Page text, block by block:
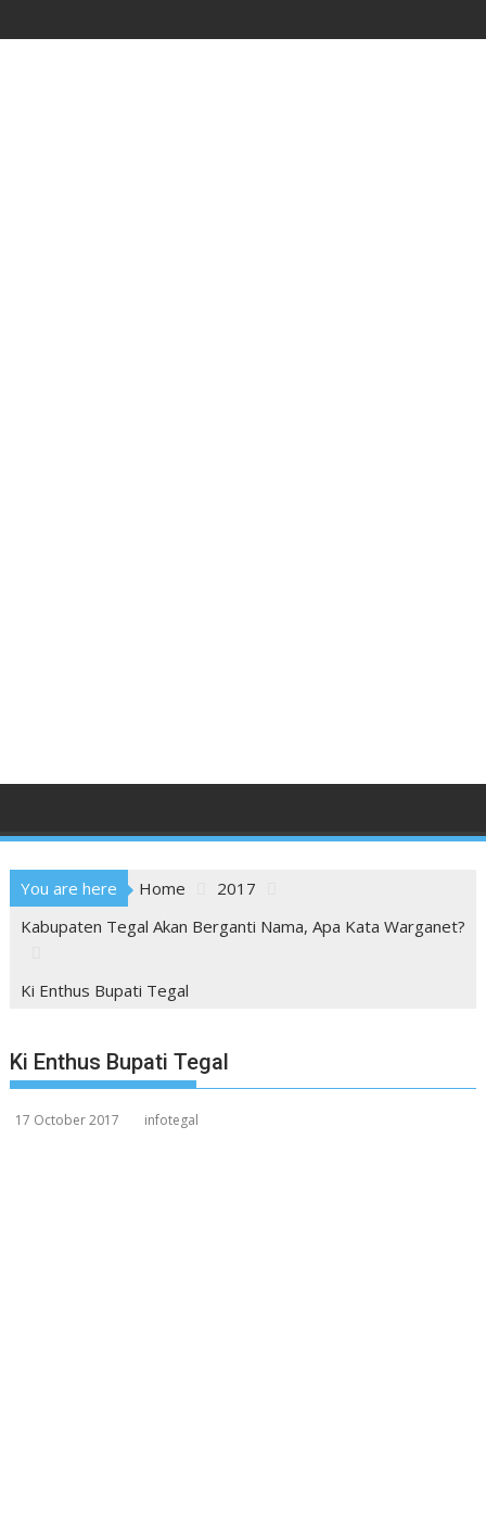
to
You are here Home
2017
Kabupaten Tegal Akan Berganti Nama, Apa Kata Warganet?
Ki Enthus Bupati Tegal
Ki Enthus Bupati Tegal
17 October 2017 infotegal